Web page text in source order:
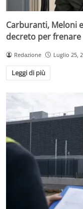
Carburanti, Meloni
decreto per
Redazione Luglio 25,
Leggi di più